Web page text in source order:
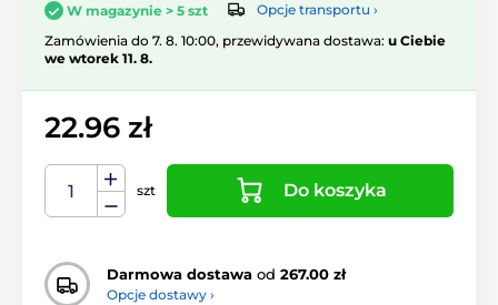
W magazynie > 5 szt
Opcje transportu ›
Zamówienia do 7. 8. 10:00, przewidywana dostawa: u Ciebie
we wtorek 11. 8.
22.96 zł
szt Do koszyka
Darmowa dostawa od 267.00 zł
Opcje dostawy ›